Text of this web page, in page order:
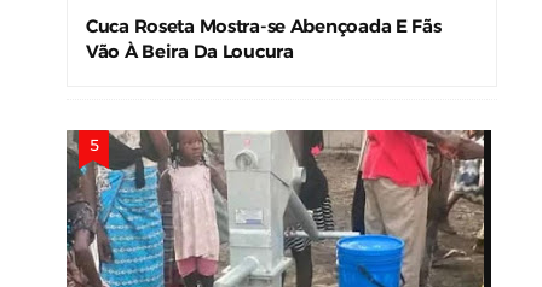
Cuca Roseta Mostra-se Abençoada E Fãs
Vão À Beira Da Loucura